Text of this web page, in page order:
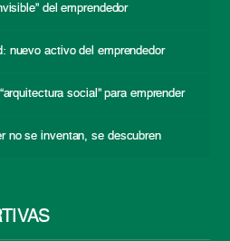
del emprendedor
nuevo activo del emprendedor
social” para emprender
no se inventan, se descubren